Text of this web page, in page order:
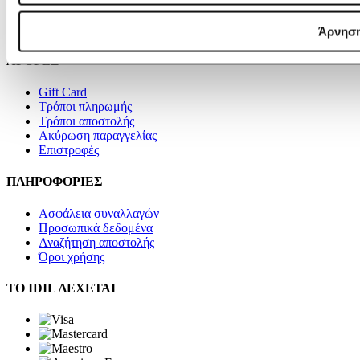
Videos
ΑΓΟΡΕΣ
Gift Card
Τρόποι πληρωμής
Τρόποι αποστολής
Ακύρωση παραγγελίας
Επιστροφές
ΠΛΗΡΟΦΟΡΙΕΣ
Ασφάλεια συναλλαγών
Προσωπικά δεδομένα
Αναζήτηση αποστολής
Όροι χρήσης
ΤΟ IDIL ΔΕΧΕΤΑΙ